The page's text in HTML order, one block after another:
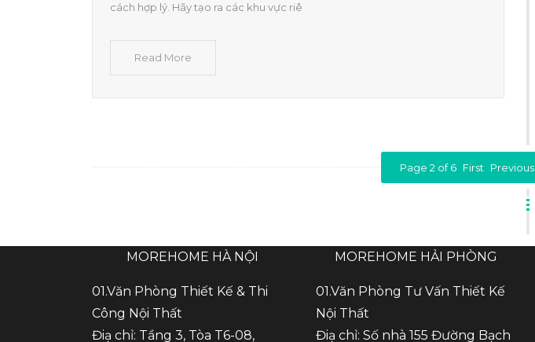
cách hợp lý. Hãy tạo ra các khu vực riê
Read More
Page 2 of 6 First Previous
MOREHOME HÀ NỘI
01.Văn Phòng Thiết Kế & Thi
Công Nội Thất
Điạ chỉ: Tầng 3, Tòa T6-08,
MOREHOME HẢI PHÒNG
01.Văn Phòng Tư Vấn Thiết Kế
Nội Thất
Điạ chỉ: Số nhà 155 Đường Bạch